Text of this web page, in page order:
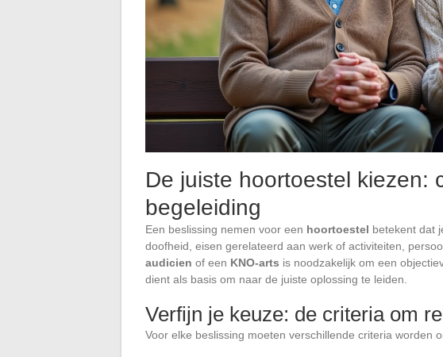
De juiste hoortoestel kiezen:
begeleiding
Een beslissing nemen voor een hoortoestel betekent dat
doofheid, eisen gerelateerd aan werk of activiteiten,
audicien of een KNO-arts is noodzakelijk om een
dient als basis om naar de juiste oplossing te leiden.
Verfijn je keuze: de criteria om
Voor elke beslissing moeten verschillende criteria worden